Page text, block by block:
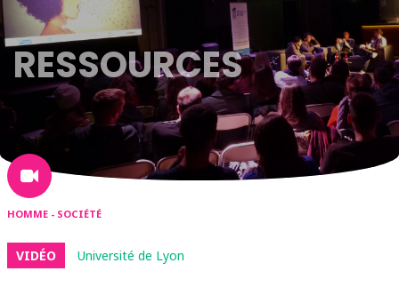
RESSOURCES
HOMME - SOCIÉTÉ
VIDÉO Université de Lyon